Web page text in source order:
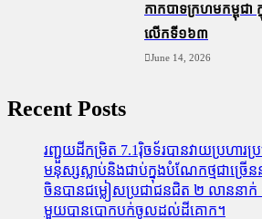
កាកបាទក្រហមកម្ពុជា
លើកទី១៦៣
June 14, 2026
Recent Posts
រញ្ជួយដីកម្រិត​ 7.1រ៉ិចទ័របានវាយប្រហារប្
មនុស្សស្លាប់​និង​ជាប់ក្នុងបំណែកថ្មជាច្រើន
ចិនបានជម្លៀសប្រជាជនជិត ២ លាននាក់
មួយបានបោកបក់ចូលដល់ដីគោក។